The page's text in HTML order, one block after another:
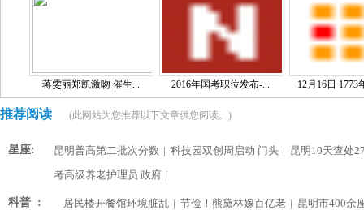
蒋雯丽郑凯激吻 催生... 2016年国考职位发布-... 12月16日 1773
推荐阅读 (此网站为您推荐以下文章供您阅读。)
星座: 昆明普高第二批次分数 | 科技园双创周启动 门头 | 昆明10天查处
考高级养老护理员 政府 |
科普 : 居民楼开餐馆环境脏乱 | 节俭！熊黛林嫁百亿老 | 昆明市400余